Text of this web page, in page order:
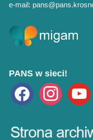
e-mail:
PANS w sieci!
facebook instagramyoutube